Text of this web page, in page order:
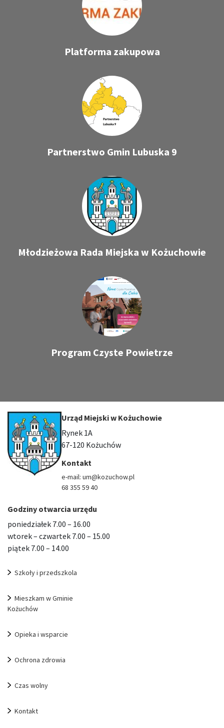
Platforma zakupowa
Partnerstwo Gmin Lubuska 9
Młodzieżowa Rada Miejska w Kożuchowie
Program Czyste Powietrze
Urząd Miejski w Kożuchowie
Rynek 1A
67-120 Kożuchów
Kontakt
e-mail: um@kozuchow.pl
68 355 59 40
Godziny otwarcia urzędu
poniedziałek 7.00 – 16.00
wtorek – czwartek 7.00 – 15.00
piątek 7.00 – 14.00
Szkoły i przedszkola
Mieszkam w Gminie
Kożuchów
Opieka i wsparcie
Ochrona zdrowia
Czas wolny
Kontakt